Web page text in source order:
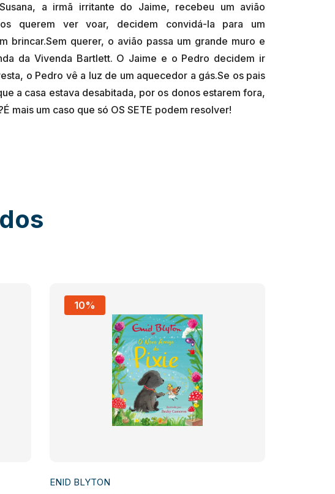
a irmã irritante do Jaime, recebeu um avião
querem ver voar, decidem convidá-la para um
brincar.Sem querer, o avião passa um grande muro e
da Vivenda Bartlett. O Jaime e o Pedro decidem ir
o Pedro vê a luz de um aquecedor a gás.Se os pais
a casa estava desabitada, por os donos estarem fora,
10%
ENID BLYTON